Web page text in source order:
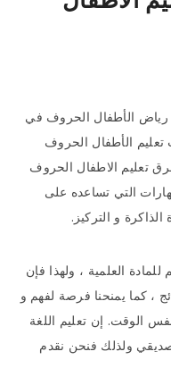
رياض الأطفال الحروف في
الأطفال الحروف
تعليم الاطفال الحروف
التي تساعده على
و التركيز.
العلمية ، ولهذا فإن
، كما يمنحنا فرصة لفهم و
الوقت. إن تعليم اللغة
صديقي ولذلك فنحن نقدم